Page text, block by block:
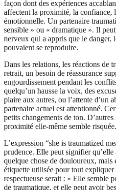
façon dont des expériences
affectent la proximité, la confiance,
émotionnelle. Un partenaire
sensible » ou « dramatique ». Il
nerveux qui a appris que le danger,
pouvaient se reproduire.
Dans les relations, les réactions de
retrait, un besoin de réassurance
engourdissement pendant les
quelqu’un hausse la voix, des
plaire aux autres, ou l’attente d’un
partenaire actuel est attentionné.
petits changements de ton.
proximité elle-même semble risquée.
L’expression “she is traumatized
prudence. Elle peut signifier
quelque chose de douloureux,
étiquette utilisée pour tout expliquer
respectueuse serait : « Elle semble
de traumatique, et elle peut avoir